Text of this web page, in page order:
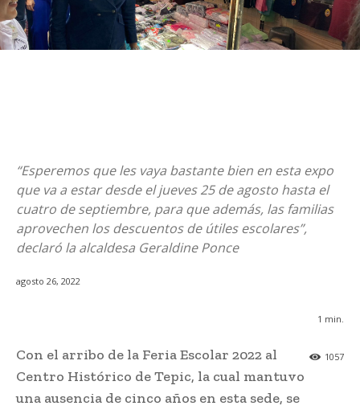
“Esperemos que les vaya bastante bien en esta expo
que va a estar desde el jueves 25 de agosto hasta el
cuatro de septiembre, para que además, las familias
aprovechen los descuentos de útiles escolares”,
declaró la alcaldesa Geraldine Ponce
agosto 26, 2022
1 min.
1057
Con el arribo de la Feria Escolar 2022 al
Centro Histórico de Tepic, la cual mantuvo
una ausencia de cinco años en esta sede, se